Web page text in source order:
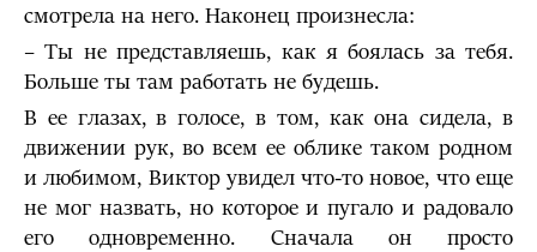
смотрела на него. Наконец произнесла:
– Ты не представляешь, как я боялась за тебя.
Больше ты там работать не будешь.
В ее глазах, в голосе, в том, как она сидела, в
движении рук, во всем ее облике таком родном
и любимом, Виктор увидел что-то новое, что еще
не мог назвать, но которое и пугало и радовало
его одновременно. Сначала он просто